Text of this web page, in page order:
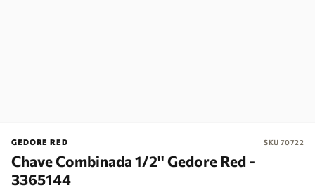
GEDORE RED SKU 70722
Chave Combinada 1/2'' Gedore Red -
3365144